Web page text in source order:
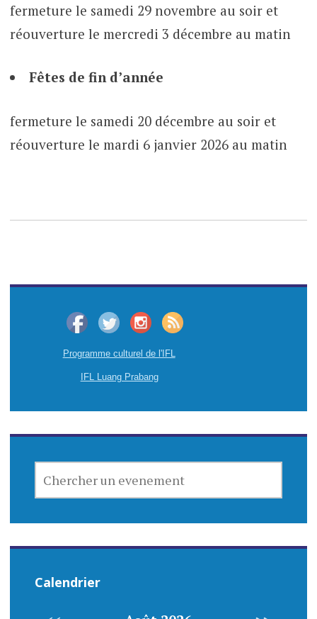
fermeture le samedi 29 novembre au soir et
réouverture le mercredi 3 décembre au matin
Fêtes de fin d’année
fermeture le samedi 20 décembre au soir et
réouverture le mardi 6 janvier 2026 au matin
Programme culturel de l'IFL
IFL Luang Prabang
UN
Calendrier